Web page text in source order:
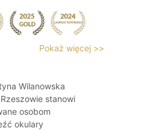
Pokaż więcej >>
Wilanowska
stanowi
osobom
okulary